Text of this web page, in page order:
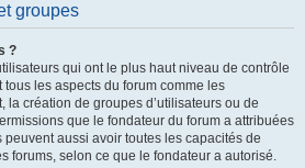
groupes
?
qui ont le plus haut niveau de contrôle
les aspects du forum comme les
la création de groupes d’utilisateurs ou de
que le fondateur du forum a attribuées
aussi avoir toutes les capacités de
forums, selon ce que le fondateur a autorisé.